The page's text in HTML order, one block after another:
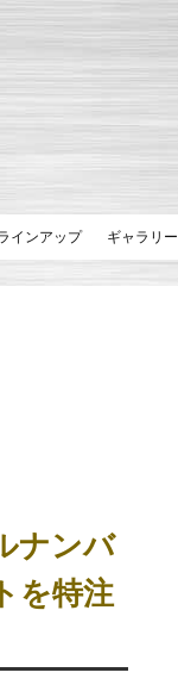
インアップ ギャラリー
ナンバ
を特注